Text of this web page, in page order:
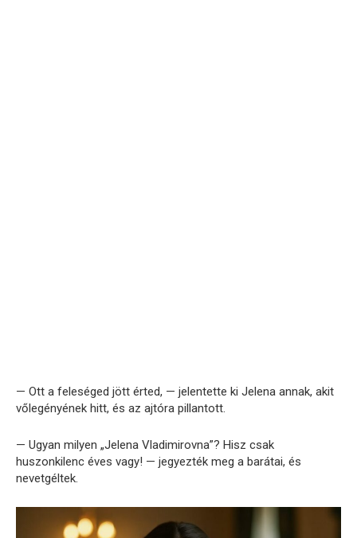
— Ott a feleséged jött érted, — jelentette ki Jelena annak, akit
vőlegényének hitt, és az ajtóra pillantott.
— Ugyan milyen „Jelena Vladimirovna”? Hisz csak
huszonkilenc éves vagy! — jegyezték meg a barátai, és
nevetgéltek.